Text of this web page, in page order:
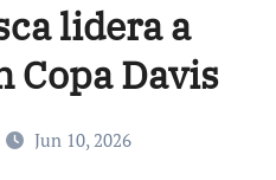
lidera a
Copa Davis
Jun 10, 2026